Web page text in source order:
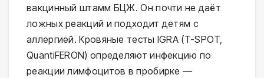
вакцинный штамм БЦЖ. Он почти не даёт
ложных реакций и подходит детям с
аллергией. Кровяные тесты IGRA (T-SPOT,
QuantiFERON) определяют инфекцию по
реакции лимфоцитов в пробирке —